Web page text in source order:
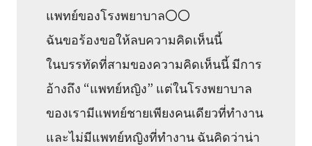
แพทย์ของโรงพยาบาล〇〇
ฉันขอร้องขอให้ลบความคิดเห็นนี้
ในบรรทัดที่สามของความคิดเห็นนี้ มีการ
อ้างถึง “แพทย์หญิง” แต่ในโรงพยาบาล
ของเรามีแพทย์ชายเพียงคนเดียวที่ทำงาน
และไม่มีแพทย์หญิงที่ทำงาน ฉันคิดว่าน่า